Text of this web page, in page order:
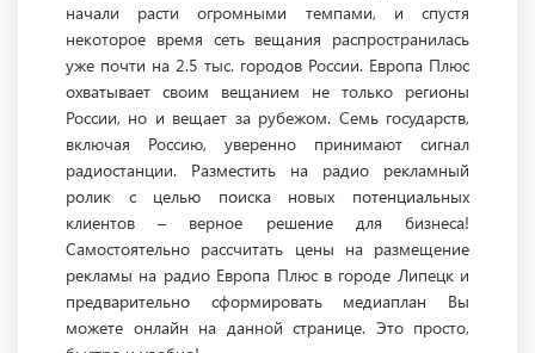
начали расти огромными темпами, и спустя
некоторое время сеть вещания распространилась
уже почти на 2.5 тыс. городов России. Европа Плюс
охватывает своим вещанием не только регионы
России, но и вещает за рубежом. Семь государств,
включая Россию, уверенно принимают сигнал
радиостанции. Разместить на радио рекламный
ролик с целью поиска новых потенциальных
клиентов – верное решение для бизнеса!
Самостоятельно рассчитать цены на размещение
рекламы на радио Европа Плюс в городе Липецк и
предварительно сформировать медиаплан Вы
можете онлайн на данной странице. Это просто,